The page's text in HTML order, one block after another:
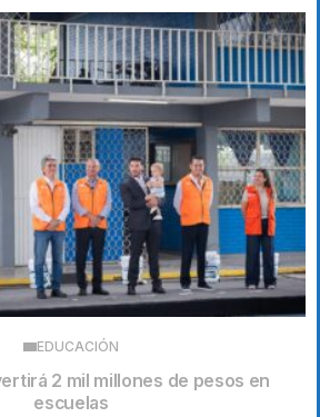
EDUCACIÓN
2 mil millones de pesos en
escuelas